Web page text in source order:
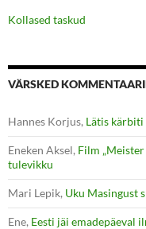
Kollased taskud
VÄRSKED
Hannes Korjus, Lätis
Eneken Aksel, Film
tulevikku
Mari Lepik, Uku Masingust
Ene, Eesti jäi emadepäeval